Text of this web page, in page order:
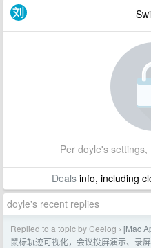
Per doyle's
Dealsinfo, including
doyle's recent replies
Replied to a topic by Ceelog › [Mac
鼠标轨迹可视化，会议投屏演示、录屏